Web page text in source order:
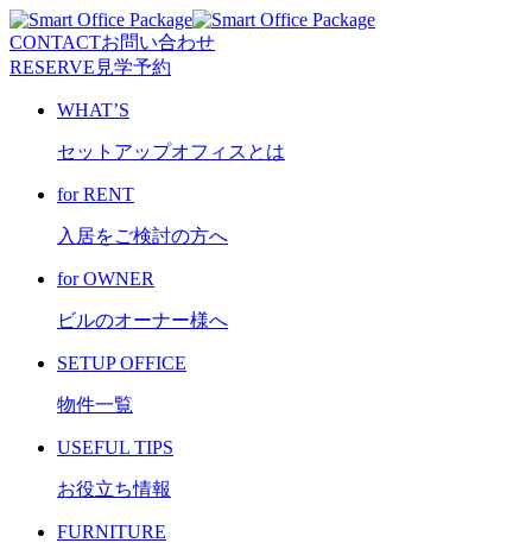
CONTACTお問い合わせ
RESERVE 見学予約
WHAT’S
セットアップオフィスとは
for RENT
入居をご検討の方へ
for OWNER
ビルのオーナー様へ
SETUP OFFICE
物件一覧
USEFUL TIPS
お役立ち情報
FURNITURE